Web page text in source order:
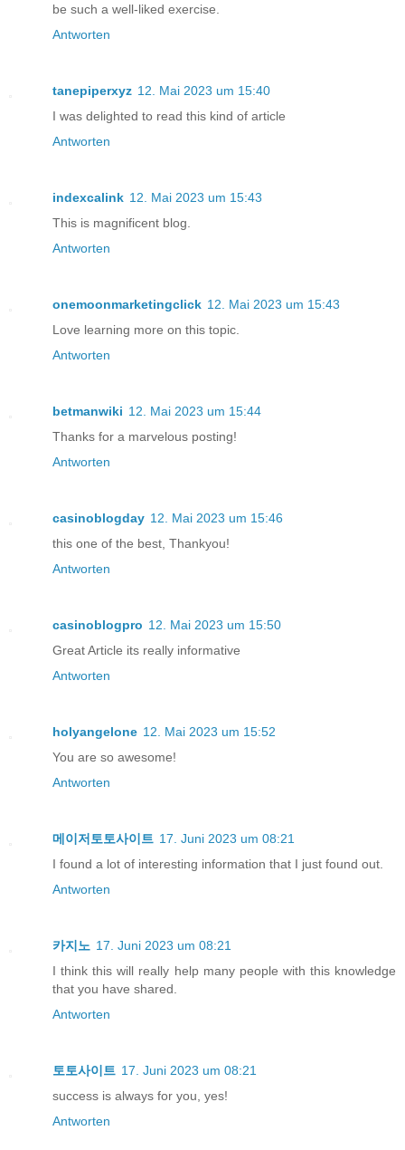
be such a well-liked exercise.
Antworten
tanepiperxyz 12. Mai 2023 um 15:40
I was delighted to read this kind of article
Antworten
indexcalink 12. Mai 2023 um 15:43
This is magnificent blog.
Antworten
onemoonmarketingclick 12. Mai 2023 um 15:43
Love learning more on this topic.
Antworten
betmanwiki 12. Mai 2023 um 15:44
Thanks for a marvelous posting!
Antworten
casinoblogday 12. Mai 2023 um 15:46
this one of the best, Thankyou!
Antworten
casinoblogpro 12. Mai 2023 um 15:50
Great Article its really informative
Antworten
holyangelone 12. Mai 2023 um 15:52
You are so awesome!
Antworten
메이저토토사이트 17. Juni 2023 um 08:21
I found a lot of interesting information that I just found out.
Antworten
카지노 17. Juni 2023 um 08:21
I think this will really help many people with this knowledge
that you have shared.
Antworten
토토사이트 17. Juni 2023 um 08:21
success is always for you, yes!
Antworten